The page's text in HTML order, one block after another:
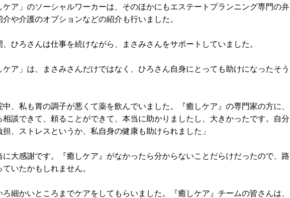
ア」のソーシャルワーカーは、そのほかにもエステートプランニング専門の弁
介や介護のオプションなどの紹介も行いました。
ひろさんは仕事を続けながら、まさみさんをサポートしていました。
ア」は、まさみさんだけではなく、ひろさん自身にとっても助けになったそう
、私も胃の調子が悪くて薬を飲んでいました。『癒しケア』の専門家の方に、
相談できて、頼ることができて、本当に助かりましたし、大きかったです。自分
担、ストレスというか、私自身の健康も助けられました」
大感謝です。『癒しケア』がなかったら分からないことだらけだったので、路
いたかもしれません。
細かいところまでケアをしてもらいました。『癒しケア』チームの皆さんは、